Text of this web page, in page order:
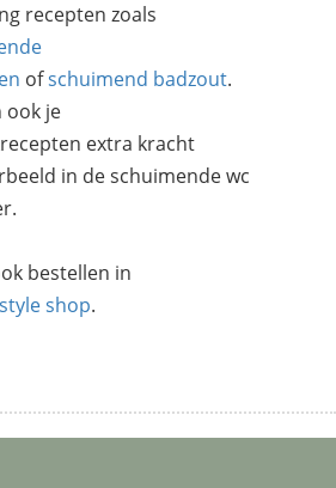
recepten zoals
ofschuimend badzout.
ook je
extra kracht
in de schuimende wc
bestellen in
shop.